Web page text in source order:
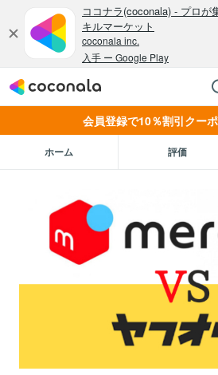
会員登録で10％割引クー
ホーム 評価